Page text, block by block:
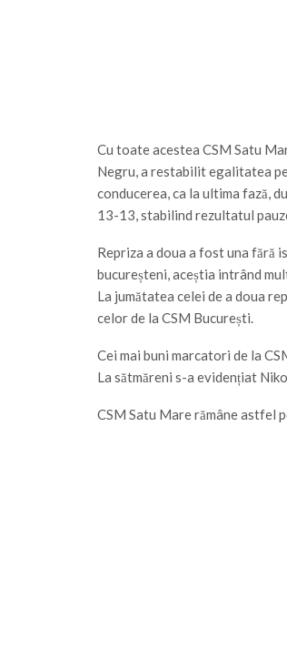
Cu toate acestea CSM Satu
Negru, a restabilit egalitatea
conducerea, ca la ultima fază,
13-13, stabilind rezultatul
Repriza a doua a fost una fără
bucureșteni, aceștia intrând
La jumătatea celei de a doua
celor de la CSM București.
Cei mai buni marcatori de la
La sătmăreni s-a evidențiat
CSM Satu Mare rămâne astfel